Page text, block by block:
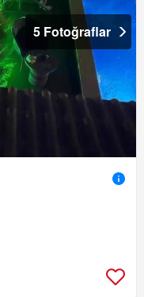
5 Fotoğraflar